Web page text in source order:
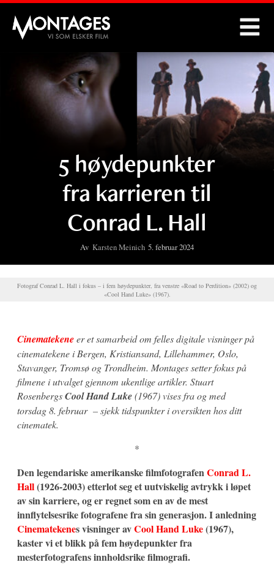
Montages
5 høydepunkter
fra karrieren til
Conrad L. Hall
Av Karsten Meinich 5. februar 2024
Fotograf Conrad L. Hall i fokus – i fem høydepunkter, fra venstre «Road to Perdition» (2002) og
«Cool Hand Luke» (1967).
Cinematekeneer et samarbeid om felles digitale visninger på
cinematekene i Bergen, Kristiansand, Lillehammer, Oslo,
Stavanger, Tromsø og Trondheim. Montages setter fokus på
filmene i utvalget gjennom ukentlige artikler. Stuart
RosenbergsCool Hand Luke(1967) vises fra og med
torsdag 8. februar – sjekk tidspunkter i oversikten hos ditt
cinematek.
*
Den legendariske amerikanske filmfotografenConrad L.
Hall(1926-2003) etterlot seg et uutviskelig avtrykk i løpet
av sin karriere, og er regnet som en av de mest
innflytelsesrike fotografene fra sin generasjon. I anledning
Cinematekenes visninger avCool Hand Luke(1967),
kaster vi et blikk på fem høydepunkter fra
mesterfotografens innholdsrike filmografi.